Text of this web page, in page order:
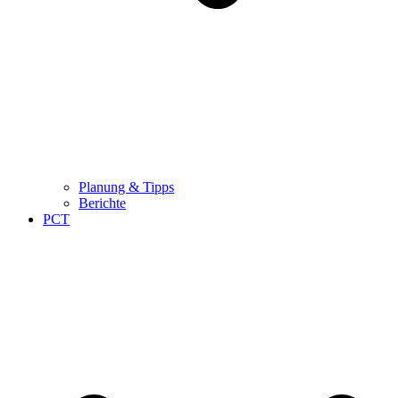
Planung & Tipps
Berichte
PCT